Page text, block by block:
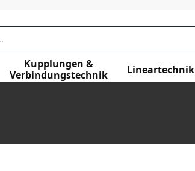
Kupplungen &
Verbindungstechnik
Lineartechnik